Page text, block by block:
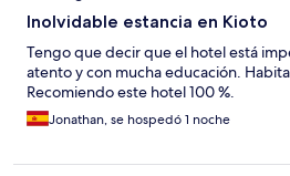
Inolvidable estancia en Kioto
Tengo que decir que el hotel está
atento y con mucha educación.
Recomiendo este hotel 100 %.
Jonathan, se hospedó 1 noche